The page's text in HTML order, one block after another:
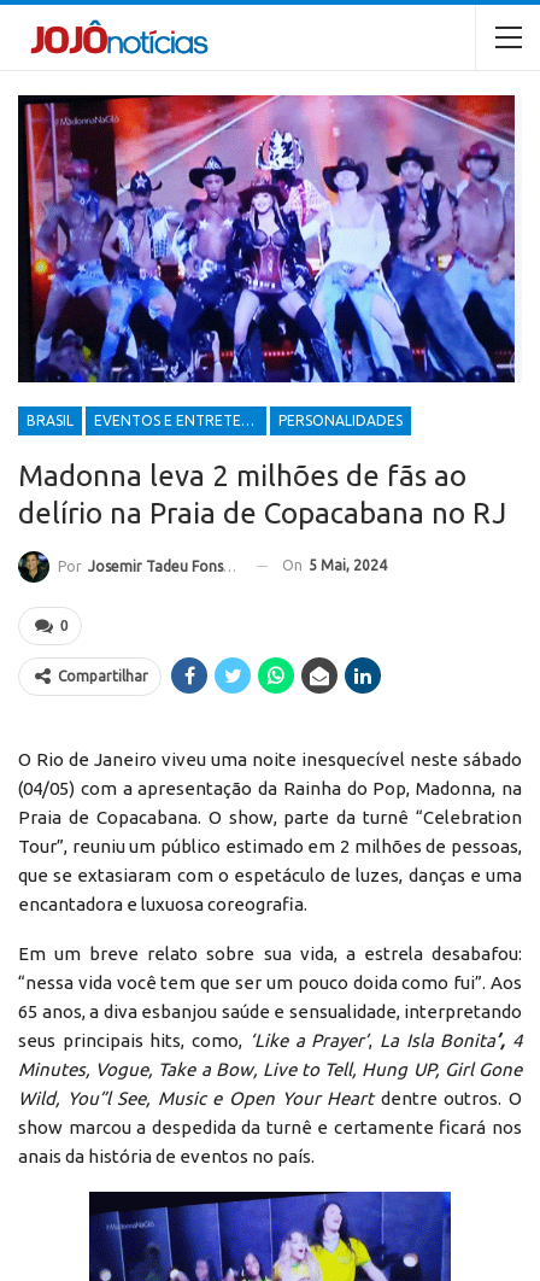
BRASIL EVENTOS E ENTRETENIMENTOS PERSONALIDADES
Madonna leva 2 milhões de fãs ao
delírio na Praia de Copacabana no RJ
Por Josemir Tadeu Fonseca On 5 Mai, 2024
0
Compartilhar
O Rio de Janeiro viveu uma noite inesquecível neste sábado
(04/05) com a apresentação da Rainha do Pop, Madonna, na
Praia de Copacabana. O show, parte da turnê “Celebration
Tour”, reuniu um público estimado em 2 milhões de pessoas,
que se extasiaram com o espetáculo de luzes, danças e uma
encantadora e luxuosa coreografia.
Em um breve relato sobre sua vida, a estrela desabafou:
“nessa vida você tem que ser um pouco doida como fui”. Aos
65 anos, a diva esbanjou saúde e sensualidade, interpretando
seus principais hits, como, ‘Like a Prayer’, La Isla Bonita’, 4
Minutes, Vogue, Take a Bow, Live to Tell, Hung UP, Girl Gone
Wild, You”l See, Music e Open Your Heartdentre outros. O
show marcou a despedida da turnê e certamente ficará nos
anais da história de eventos no país.